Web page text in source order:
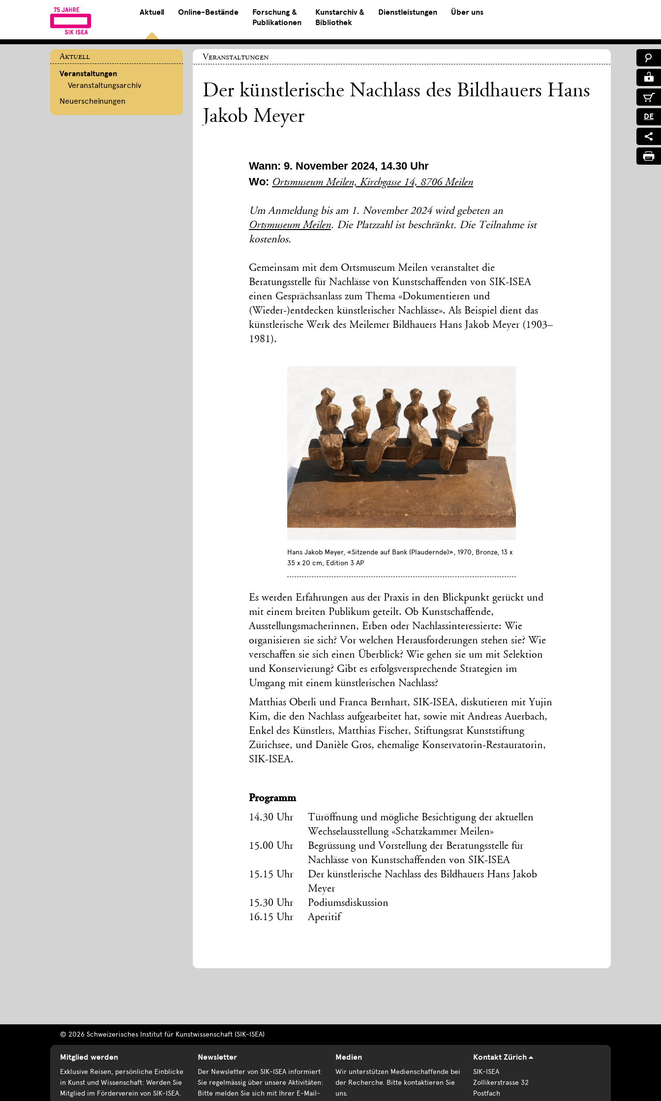
Aktuell Online-Bestände
Forschung &
Publikationen
Kunstarchiv &
Bibliothek
Dienstleistungen Über uns
DE
Aktuell
Veranstaltungen
Veranstaltungsarchiv
Neuerscheinungen
Veranstaltungen
Der künstlerische Nachlass des Bildhauers Hans
Jakob Meyer
Wann: 9. November 2024, 14.30 Uhr
Wo: Ortsmuseum Meilen, Kirchgasse 14, 8706 Meilen
Um Anmeldung bis am 1. November 2024 wird gebeten an
Ortsmuseum Meilen. Die Platzzahl ist beschränkt. Die Teilnahme ist
kostenlos.
Gemeinsam mit dem Ortsmuseum Meilen veranstaltet die
Beratungsstelle für Nachlässe von Kunstschaffenden von SIK-ISEA
einen Gesprächsanlass zum Thema «Dokumentieren und
(Wieder-)entdecken künstlerischer Nachlässe». Als Beispiel dient das
künstlerische Werk des Meilemer Bildhauers Hans Jakob Meyer (1903–
1981).
Hans Jakob Meyer, «Sitzende auf Bank (Plaudernde)», 1970, Bronze, 13 x
35 x 20 cm, Edition 3 AP
Es werden Erfahrungen aus der Praxis in den Blickpunkt gerückt und
mit einem breiten Publikum geteilt. Ob Kunstschaffende,
Ausstellungsmacherinnen, Erben oder Nachlassinteressierte: Wie
organisieren sie sich? Vor welchen Herausforderungen stehen sie? Wie
verschaffen sie sich einen Überblick? Wie gehen sie um mit Selektion
und Konservierung? Gibt es erfolgsversprechende Strategien im
Umgang mit einem künstlerischen Nachlass?
Matthias Oberli und Franca Bernhart, SIK-ISEA, diskutieren mit Yujin
Kim, die den Nachlass aufgearbeitet hat, sowie mit Andreas Auerbach,
Enkel des Künstlers, Matthias Fischer, Stiftungsrat Kunststiftung
Zürichsee, und Danièle Gros, ehemalige Konservatorin-Restauratorin,
SIK-ISEA.
Programm
14.30 Uhr
Türöffnung und mögliche Besichtigung der aktuellen
Wechselausstellung «Schatzkammer Meilen»
15.00 Uhr
Begrüssung und Vorstellung der Beratungsstelle für
Nachlässe von Kunstschaffenden von SIK-ISEA
15.15 Uhr
Der künstlerische Nachlass des Bildhauers Hans Jakob
Meyer
15.30 Uhr
Podiumsdiskussion
16.15 Uhr
Aperitif
© 2026 Schweizerisches Institut für Kunstwissenschaft (SIK-ISEA)
Mitglied werden
Exklusive Reisen, persönliche Einblicke
in Kunst und Wissenschaft: Werden Sie
Mitglied im Förderverein von SIK-ISEA.
Newsletter
Der Newsletter von SIK-ISEA informiert
Sie regelmässig über unsere Aktivitäten:
Bitte melden Sie sich mit Ihrer E-Mail-
Medien
Wir unterstützen Medienschaffende bei
der Recherche. Bitte kontaktieren Sie
uns.
Kontakt Zürich
SIK-ISEA
Zollikerstrasse 32
Postfach